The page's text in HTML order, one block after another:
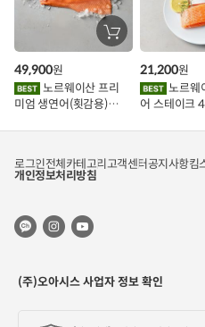
장
바
에
담
기
노르웨이산 프리
미엄 생연어(횟감용)
49,900원
노르웨이산 생연
어 스테이크
21,200원
로그인전체카테고리고객센터공지사항킴
개인정보처리방침
(주)오아시스 사업자 정보 확인